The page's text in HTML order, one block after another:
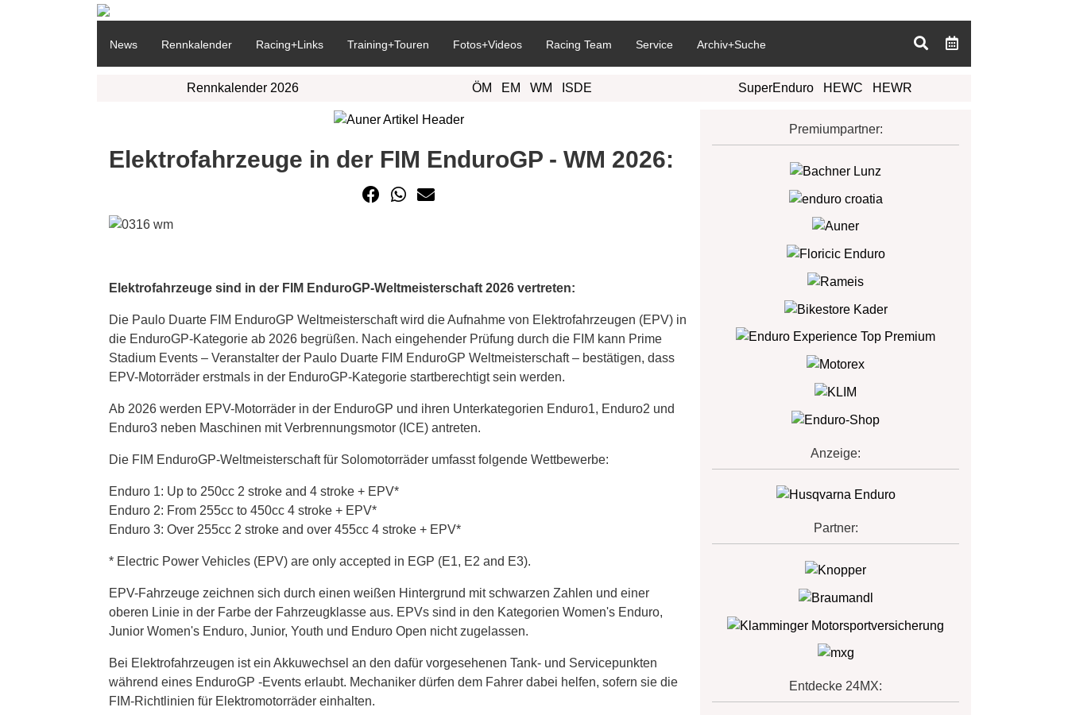
News Rennkalender Racing+Links Training+Touren Fotos+Videos Racing Team Service Archiv+Suche
Rennkalender 2026 ÖM EM WM ISDE SuperEnduro HEWC HEWR
Elektrofahrzeuge in der FIM EnduroGP - WM 2026:
Elektrofahrzeuge sind in der FIM EnduroGP-Weltmeisterschaft 2026 vertreten:
Die Paulo Duarte FIM EnduroGP Weltmeisterschaft wird die Aufnahme von Elektrofahrzeugen (EPV) in
die EnduroGP-Kategorie ab 2026 begrüßen. Nach eingehender Prüfung durch die FIM kann Prime
Stadium Events – Veranstalter der Paulo Duarte FIM EnduroGP Weltmeisterschaft – bestätigen, dass
EPV-Motorräder erstmals in der EnduroGP-Kategorie startberechtigt sein werden.
Ab 2026 werden EPV-Motorräder in der EnduroGP und ihren Unterkategorien Enduro1, Enduro2 und
Enduro3 neben Maschinen mit Verbrennungsmotor (ICE) antreten.
Die FIM EnduroGP-Weltmeisterschaft für Solomotorräder umfasst folgende Wettbewerbe:
Enduro 1: Up to 250cc 2 stroke and 4 stroke + EPV*
Enduro 2: From 255cc to 450cc 4 stroke + EPV*
Enduro 3: Over 255cc 2 stroke and over 455cc 4 stroke + EPV*
* Electric Power Vehicles (EPV) are only accepted in EGP (E1, E2 and E3).
EPV-Fahrzeuge zeichnen sich durch einen weißen Hintergrund mit schwarzen Zahlen und einer
oberen Linie in der Farbe der Fahrzeugklasse aus. EPVs sind in den Kategorien Women's Enduro,
Junior Women's Enduro, Junior, Youth und Enduro Open nicht zugelassen.
Bei Elektrofahrzeugen ist ein Akkuwechsel an den dafür vorgesehenen Tank- und Servicepunkten
während eines EnduroGP -Events erlaubt. Mechaniker dürfen dem Fahrer dabei helfen, sofern sie die
FIM-Richtlinien für Elektromotorräder einhalten.
Premiumpartner:
Anzeige:
Partner:
Entdecke 24MX: